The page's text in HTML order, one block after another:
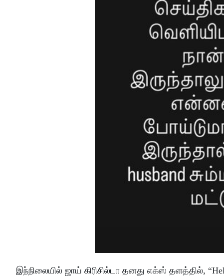
இந்நிலையில் ஜாய் கிரிசில்டா தனது எக்ஸ் தளத்தில்,